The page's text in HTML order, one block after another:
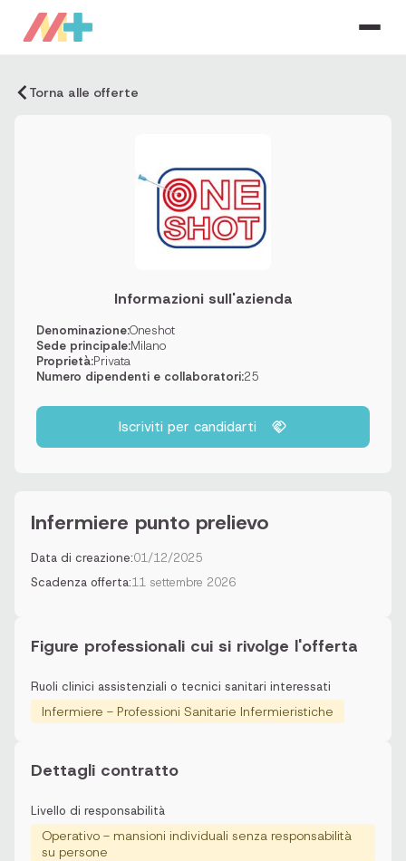
Torna alle offerte
Informazioni sull'azienda
Denominazione:Oneshot
Sede principale:Milano
Proprietà:Privata
Numero dipendenti e collaboratori:25
Iscriviti per candidarti
Infermiere punto prelievo
Data di creazione:01/12/2025
Scadenza offerta:11 settembre 2026
Figure professionali cui si rivolge l'offerta
Ruoli clinici assistenziali o tecnici sanitari interessati
Infermiere - Professioni Sanitarie Infermieristiche
Dettagli contratto
Livello di responsabilità
Operativo - mansioni individuali senza responsabilità
su persone